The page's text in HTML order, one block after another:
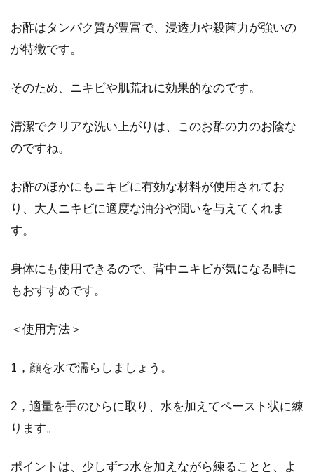
お酢はタンパク質が豊富で、浸透力や殺菌力が強いの
が特徴です。
そのため、ニキビや肌荒れに効果的なのです。
清潔でクリアな洗い上がりは、このお酢の力のお陰な
のですね。
お酢のほかにもニキビに有効な材料が使用されてお
り、大人ニキビに適度な油分や潤いを与えてくれま
す。
身体にも使用できるので、背中ニキビが気になる時に
もおすすめです。
＜使用方法＞
1，顔を水で濡らしましょう。
2，適量を手のひらに取り、水を加えてペースト状に練
ります。
ポイントは、少しずつ水を加えながら練ることと、よ